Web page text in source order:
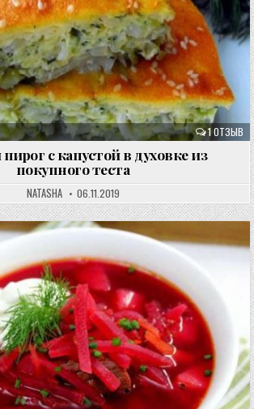
1 ОТЗЫВ
с капустой в духовке из
покупного теста
NATASHA 06.11.2019